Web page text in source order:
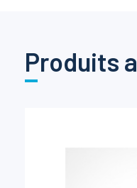
Produits